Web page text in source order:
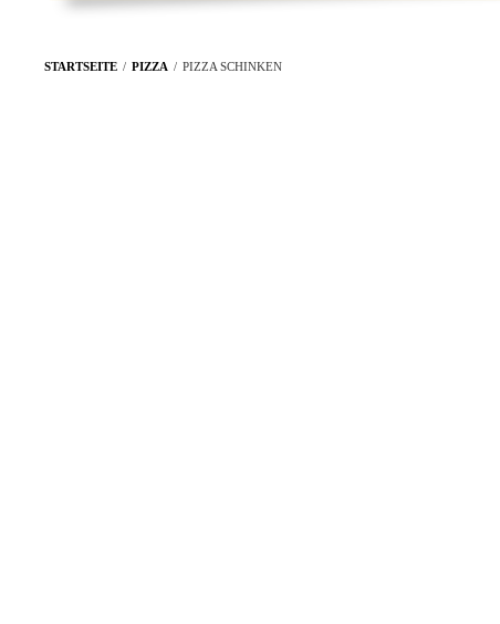
STARTSEITE / PIZZA / PIZZA SCHINKEN